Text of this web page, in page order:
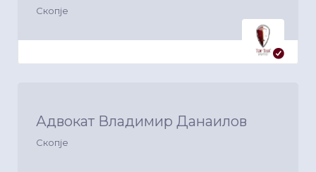
Скопје
Адвокат Владимир Данаилов
Скопје